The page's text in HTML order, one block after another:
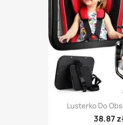
Lusterko Do
38,87